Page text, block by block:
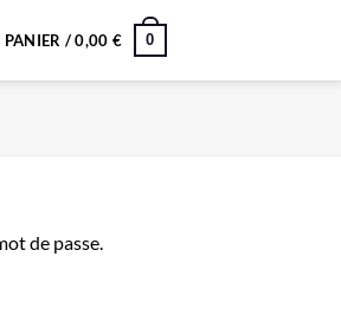
PANIER /0,00 € 0
de passe.